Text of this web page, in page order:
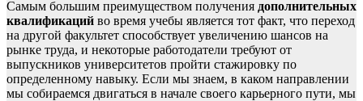
Самым большим преимуществом получения дополнительных
квалификаций во время учебы является тот факт, что переход
на другой факультет способствует увеличению шансов на
рынке труда, и некоторые работодатели требуют от
выпускников университетов пройти стажировку по
определенному навыку. Если мы знаем, в каком направлении
мы собираемся двигаться в начале своего карьерного пути, мы